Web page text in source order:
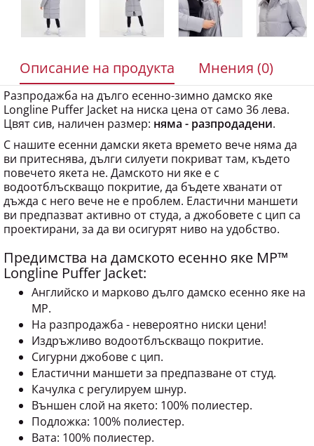
Описание на продукта Мнения (0)
Разпродажба на дълго есенно-зимно дамско яке
Longline Puffer Jacket на ниска цена от само 36 лева.
Цвят сив, наличен размер: няма - разпродадени.
С нашите есенни дамски якета времето вече няма да
ви притеснява, дълги силуети покриват там, където
повечето якета не. Дамското ни яке е с
водоотблъскващо покритие, да бъдете хванати от
дъжда с него вече не е проблем. Еластични маншети
ви предпазват активно от студа, а джобовете с цип са
проектирани, за да ви осигурят ниво на удобство.
Предимства на дамското есенно яке MP™
Longline Puffer Jacket:
Английско и марково дълго дамско есенно яке на
MP.
На разпродажба - невероятно ниски цени!
Издръжливо водоотблъскващо покритие.
Сигурни джобове с цип.
Еластични маншети за предпазване от студ.
Качулка с регулируем шнур.
Външен слой на якето: 100% полиестер.
Подложка: 100% полиестер.
Вата: 100% полиестер.